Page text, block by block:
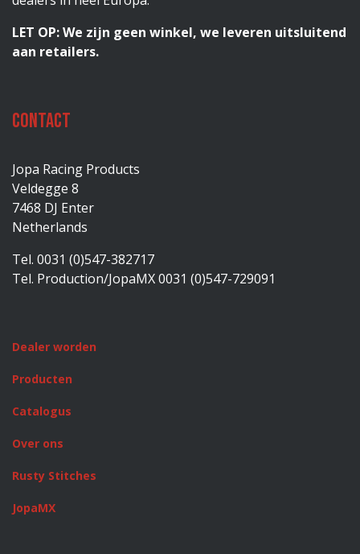
LET OP: We zijn geen winkel, we leveren uitsluitend
aan retailers.
Contact
Jopa Racing Products
Veldegge 8
7468 DJ Enter
Netherlands
Tel. 0031 (0)547-382717
Tel. Production/JopaMX 0031 (0)547-729091
Dealer worden
Producten
Catalogus
Over ons
Rusty Stitches
JopaMX